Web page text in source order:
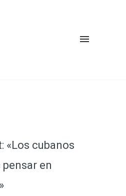
«Los cubanos
en